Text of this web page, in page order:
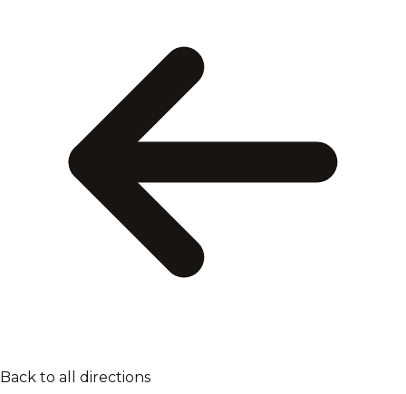
Back to all directions